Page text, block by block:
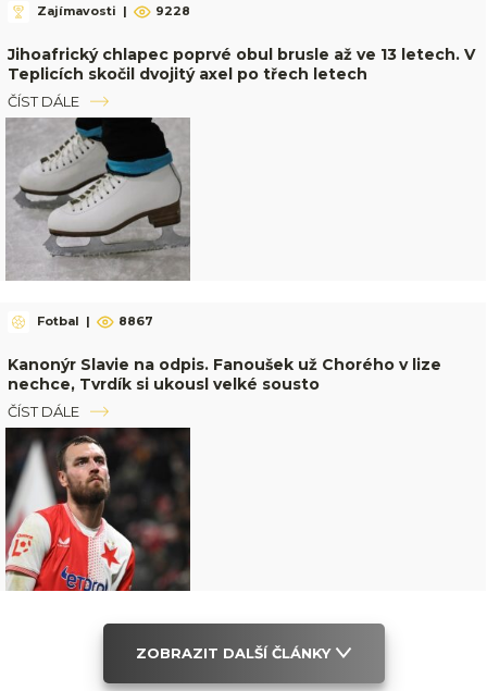
Zajímavosti | 9228
Jihoafrický chlapec poprvé obul brusle až ve 13 letech. V
Teplicích skočil dvojitý axel po třech letech
ČÍST DÁLE
Fotbal | 8867
Kanonýr Slavie na odpis. Fanoušek už Chorého v lize
nechce, Tvrdík si ukousl velké sousto
ČÍST DÁLE
ZOBRAZIT DALŠÍ ČLÁNKY